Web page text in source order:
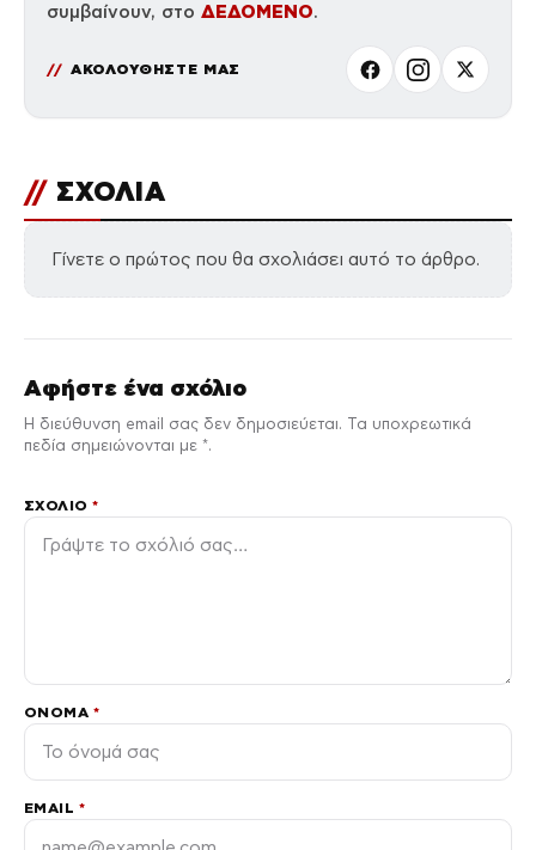
συμβαίνουν, στο ΔΕΔΟΜΕΝΟ.
ΑΚΟΛΟΥΘΗΣΤΕ ΜΑΣ
// ΣΧΟΛΙΑ
Γίνετε ο πρώτος που θα σχολιάσει αυτό το άρθρο.
Αφήστε ένα σχόλιο
Η διεύθυνση email σας δεν δημοσιεύεται. Τα υποχρεωτικά
πεδία σημειώνονται με *.
ΣΧΌΛΙΟ*
ΌΝΟΜΑ *
EMAIL *